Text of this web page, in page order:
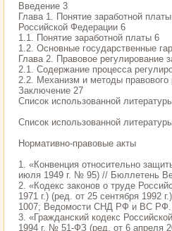
Введение 3
Глава 1. Понятие заработной
Российской Федерации 6
1.1. Понятие заработной платы 6
1.2. Основные государственные
Глава 2. Правовое регулирование
2.1. Содержание процесса
2.2. Механизм и методы правового
Заключение 27
Список использованной
Список использованной
Нормативно-правовые акты
1. «Конвенция относительно
июля 1949 г. № 95) // Бюллетень
2. «Кодекс законов о труде
1971 г.) (ред. от 25 сентября
1007; Ведомости СНД РФ и ВС РФ.
3. «Гражданский кодекс
1994 г. № 51-ФЗ (ред. от 6 апреля